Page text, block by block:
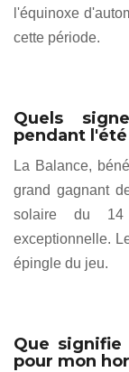
l'équinoxe
cette période.
Quels
pendant
La Balance,
grand gagnant
solaire du 14
exceptionnelle.
épingle du jeu.
Que
pour mon